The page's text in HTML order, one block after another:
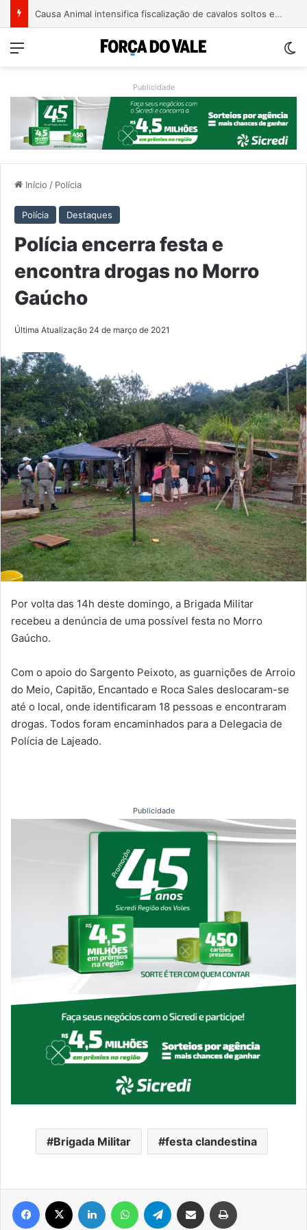
Causa Animal intensifica fiscalização de cavalos soltos e alerta tutores em Encantado
Menu
Publicidade
Início / Polícia
Polícia Destaques
Polícia encerra festa e
encontra drogas no Morro
Gaúcho
Última Atualização 24 de março de 2021
Por volta das 14h deste domingo, a Brigada Militar
recebeu a denúncia de uma possível festa no Morro
Gaúcho.
Com o apoio do Sargento Peixoto, as guarnições de Arroio
do Meio, Capitão, Encantado e Roca Sales deslocaram-se
até o local, onde identificaram 18 pessoas e encontraram
drogas. Todos foram encaminhados para a Delegacia de
Polícia de Lajeado.
Publicidade
Brigada Militar festa clandestina
Facebook Linkedin WhatsAppTelegram Compartilhar via e-mail